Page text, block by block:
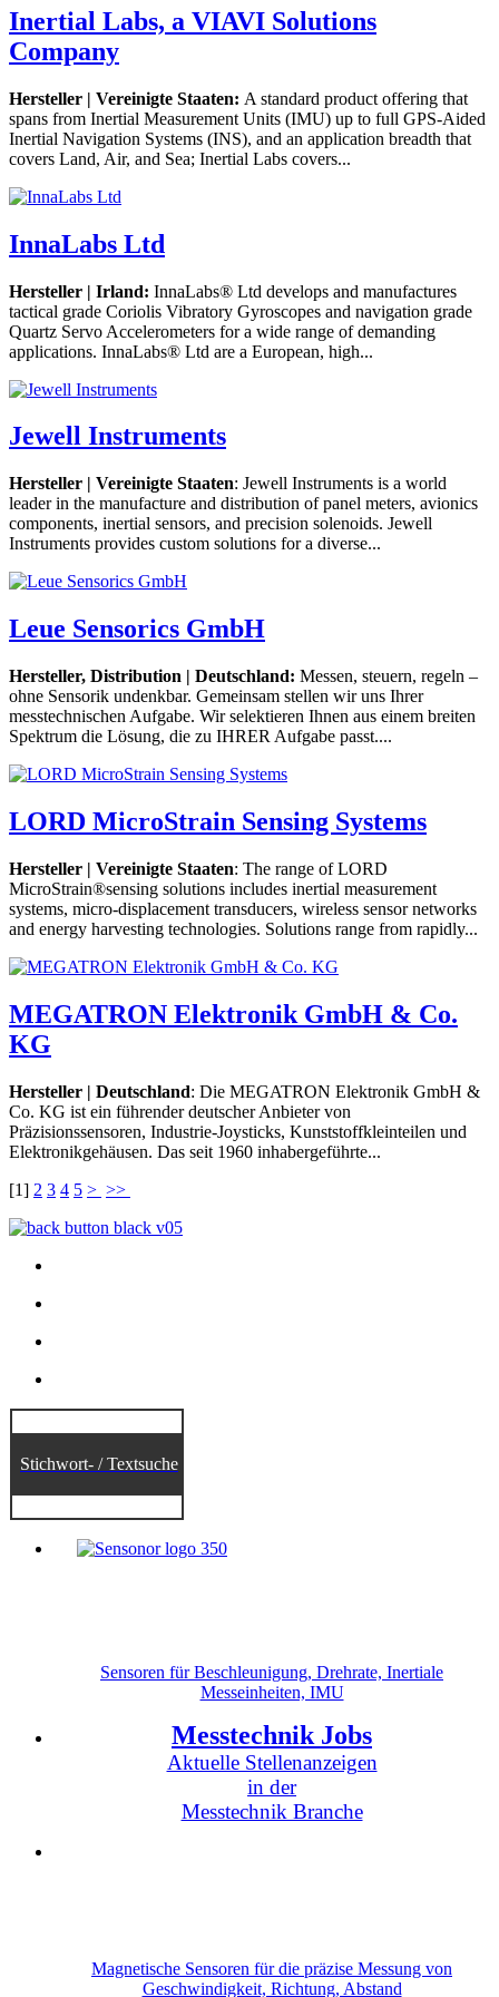
Inertial Labs, a VIAVI Solutions
Company
Hersteller | Vereinigte Staaten: A standard product offering that
spans from Inertial Measurement Units (IMU) up to full GPS-Aided
Inertial Navigation Systems (INS), and an application breadth that
covers Land, Air, and Sea; Inertial Labs covers...
InnaLabs Ltd
Hersteller | Irland: InnaLabs® Ltd develops and manufactures
tactical grade Coriolis Vibratory Gyroscopes and navigation grade
Quartz Servo Accelerometers for a wide range of demanding
applications. InnaLabs® Ltd are a European, high...
Jewell Instruments
Hersteller | Vereinigte Staaten: Jewell Instruments is a world
leader in the manufacture and distribution of panel meters, avionics
components, inertial sensors, and precision solenoids. Jewell
Instruments provides custom solutions for a diverse...
Leue Sensorics GmbH
Hersteller, Distribution | Deutschland: Messen, steuern, regeln –
ohne Sensorik undenkbar. Gemeinsam stellen wir uns Ihrer
messtechnischen Aufgabe. Wir selektieren Ihnen aus einem breiten
Spektrum die Lösung, die zu IHRER Aufgabe passt....
LORD MicroStrain Sensing Systems
Hersteller | Vereinigte Staaten: The range of LORD
MicroStrain®sensing solutions includes inertial measurement
systems, micro-displacement transducers, wireless sensor networks
and energy harvesting technologies. Solutions range from rapidly...
MEGATRON Elektronik GmbH & Co.
KG
Hersteller | Deutschland: Die MEGATRON Elektronik GmbH &
Co. KG ist ein führender deutscher Anbieter von
Präzisionssensoren, Industrie-Joysticks, Kunststoffkleinteilen und
Elektronikgehäusen. Das seit 1960 inhabergeführte...
[1] 2 3 4 5 > >>
Stichwort- / Textsuche
Sensoren für Beschleunigung, Drehrate, Inertiale
Messeinheiten, IMU
Messtechnik Jobs
Aktuelle Stellenanzeigen
in der
Messtechnik Branche
Magnetische Sensoren für die präzise Messung von
Geschwindigkeit, Richtung, Abstand